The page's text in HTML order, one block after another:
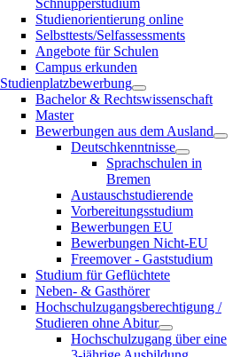
Studienorientierung online
Selbsttests/Selfassessments
Angebote für Schulen
Campus erkunden
Studienplatzbewerbung
Bachelor & Rechtswissenschaft
Master
Bewerbungen aus dem Ausland
Deutschkenntnisse
Sprachschulen in
Bremen
Austauschstudierende
Vorbereitungsstudium
Bewerbungen EU
Bewerbungen Nicht-EU
Freemover - Gaststudium
Studium für Geflüchtete
Neben- & Gasthörer
Hochschulzugangsberechtigung /
Studieren ohne Abitur
Hochschulzugang über eine